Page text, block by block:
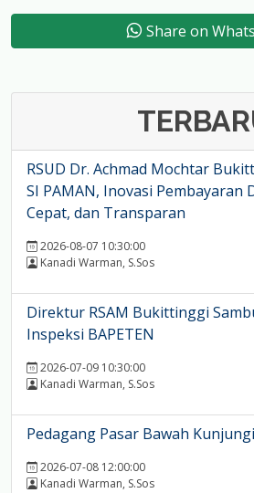
Share on
RSUD Dr. Achmad Mochtar
SI PAMAN, Inovasi Pembayaran
Cepat, dan Transparan
2026-08-07 10:30:00
Kanadi Warman, S.Sos
Direktur RSAM Bukittinggi
Inspeksi BAPETEN
2026-07-09 10:30:00
Kanadi Warman, S.Sos
Pedagang Pasar Bawah
2026-07-08 12:00:00
Kanadi Warman, S.Sos